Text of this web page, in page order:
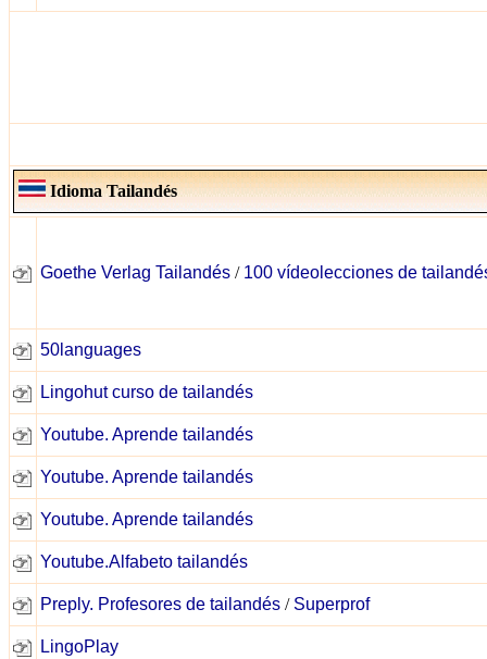
Idioma Tailandés
Goethe Verlag Tailandés / 100 vídeolecciones de
50languages
Lingohut curso de tailandés
Youtube. Aprende tailandés
Youtube. Aprende tailandés
Youtube. Aprende tailandés
Youtube.Alfabeto tailandés
Preply. Profesores de tailandés / Superprof
LingoPlay